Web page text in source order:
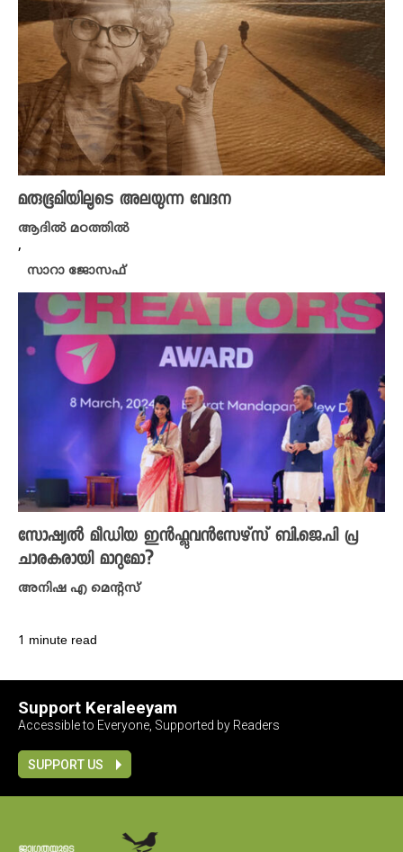
മരുഭൂമിയിലൂടെ അലയുന്ന വേദന
ആദിൽ മഠത്തിൽ
,
സാറാ ജോസഫ്
സോഷ്യൽ മീഡിയ ഇൻഫ്ലുവൻസേഴ്സ് ബി.ജെ.പി പ്ര
ചാരകരായി മാറുമോ?
അനിഷ എ മെന്റസ്
1 minute read
Support Keraleeyam
Accessible to Everyone, Supported by Readers
SUPPORT US